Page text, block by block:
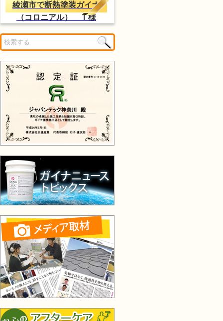
綾瀬市で断熱塗装ガイナ
（コロニアル） Ｔ様